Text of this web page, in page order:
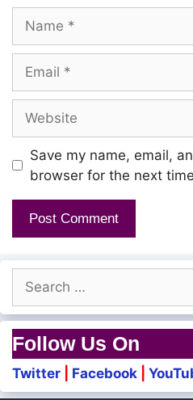
Save my name, email,
browser for the next
for:
Follow Us On
Twitter Facebook